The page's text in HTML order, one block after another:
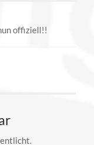
offiziell!!